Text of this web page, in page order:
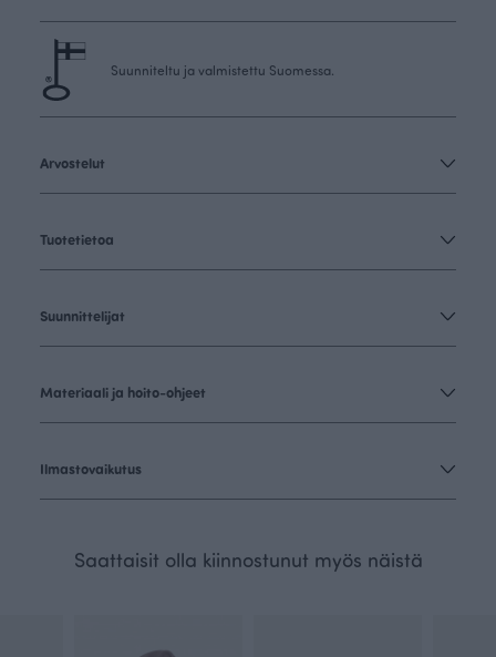
Suunniteltu ja valmistettu Suomessa.
Arvostelut
Tuotetietoa
Suunnittelijat
Materiaali ja hoito-ohjeet
Ilmastovaikutus
Saattaisit olla kiinnostunut myös näistä